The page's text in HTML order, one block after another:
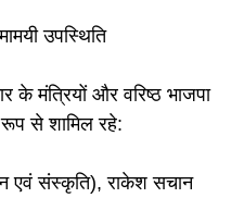
उपस्थिति
के मंत्रियों और वरिष्ठ भाजपा
से शामिल रहे:
एवं संस्कृति), राकेश सचान